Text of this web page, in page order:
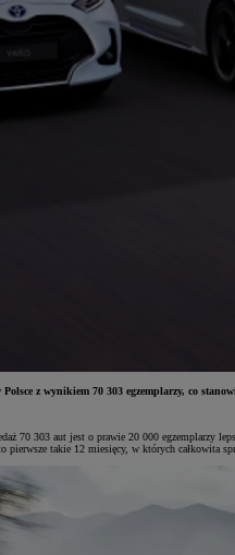
z wynikiem 70 303 egzemplarzy, co
70 303 aut jest o prawie 20 000 egzemplarzy
takie 12 miesięcy, w których całkowita